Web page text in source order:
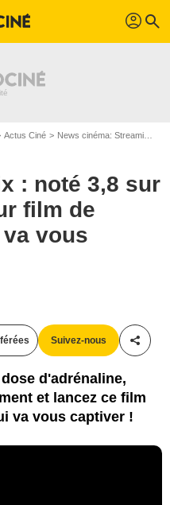
profil search
Actus Ciné News cinéma: Streaming
: noté 3,8 sur
film de
vous
Suivez-nous
d'adrénaline,
et lancez ce film
va vous captiver !